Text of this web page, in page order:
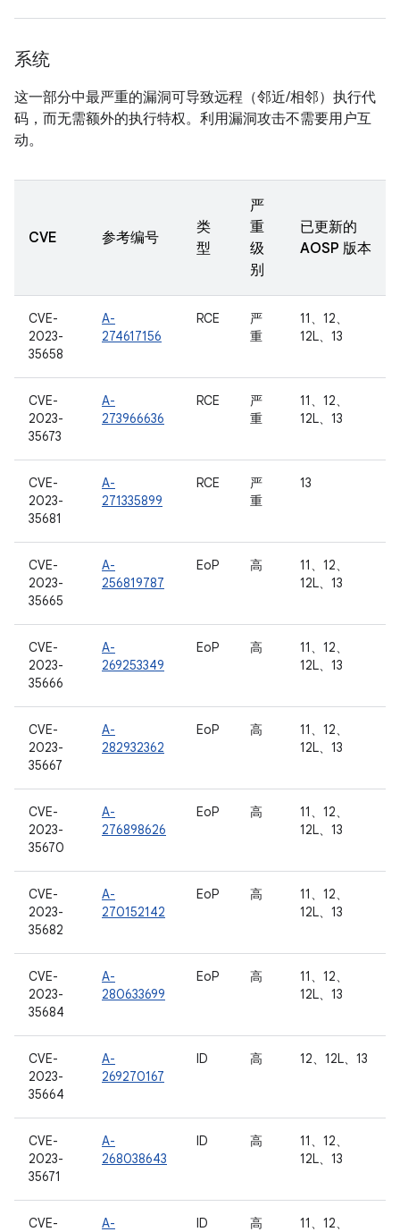
系统
这一部分中最严重的漏洞可导致远程（邻近/相邻）执行代
码，而无需额外的执行特权。利用漏洞攻击不需要用户互
动。
CVE 参考编号
类
型
严
重
级
别
已更新的
AOSP 版本
CVE-
2023-
35658
A-
274617156
RCE
严
重
11、12、
12L、13
CVE-
2023-
35673
A-
273966636
RCE
严
重
11、12、
12L、13
CVE-
2023-
35681
A-
271335899
RCE
严
重
13
CVE-
2023-
35665
A-
256819787
EoP 高
11、12、
12L、13
CVE-
2023-
35666
A-
269253349
EoP 高
11、12、
12L、13
CVE-
2023-
35667
A-
282932362
EoP 高
11、12、
12L、13
CVE-
2023-
35670
A-
276898626
EoP 高
11、12、
12L、13
CVE-
2023-
35682
A-
270152142
EoP 高
11、12、
12L、13
CVE-
2023-
35684
A-
280633699
EoP 高
11、12、
12L、13
CVE-
2023-
35664
A-
269270167
ID 高 12、12L、13
CVE-
2023-
35671
A-
268038643
ID 高
11、12、
12L、13
CVE-
A-
ID 高
11、12、